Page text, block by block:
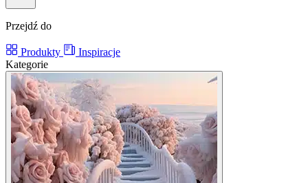
Przejdź do
Produkty
Inspiracje
Kategorie